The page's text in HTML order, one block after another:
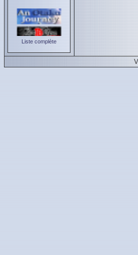
Liste complète